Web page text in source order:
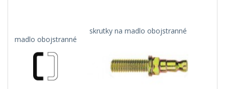
madlo obojstranné
skrutky na madlo obojstranné